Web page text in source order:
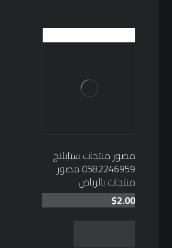
مصور منتجات ستايلنج
0582246959 مصور
منتجات بالرياض
$2.00